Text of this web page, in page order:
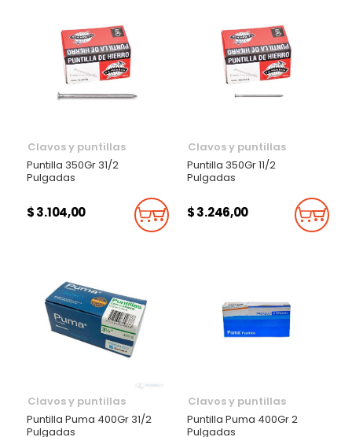
Clavos y puntillas
Puntilla 350Gr 31/2
Pulgadas
$ 3.104,00 Añadir Al Carrito
Clavos y puntillas
Puntilla 350Gr 11/2
Pulgadas
$ 3.246,00
Clavos y puntillas
Puntilla Puma 400Gr 31/2
Pulgadas
Clavos y puntillas
Puntilla Puma 400Gr 2
Pulgadas